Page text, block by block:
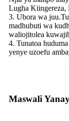
Lugha Kiingereza,
3. Ubora wa
madhubuti wa
waliojitolea
4. Tunatoa
yenye uzoefu
Maswali